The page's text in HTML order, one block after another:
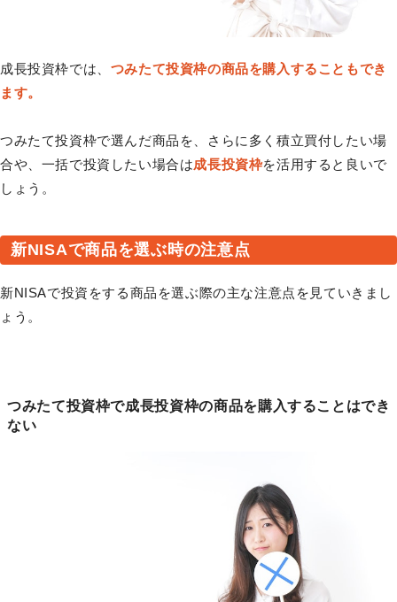
成長投資枠では、 つみたて投資枠の商品を購入することもでき
ます。
つみたて投資枠で選んだ商品を、さらに多く積立買付したい場
合や、一括で投資したい場合は成長投資枠を活用すると良いで
しょう。
新NISAで商品を選ぶ時の注意点
新NISAで投資をする商品を選ぶ際の主な注意点を見ていきまし
ょう。
つみたて投資枠で成長投資枠の商品を購入することはでき
ない